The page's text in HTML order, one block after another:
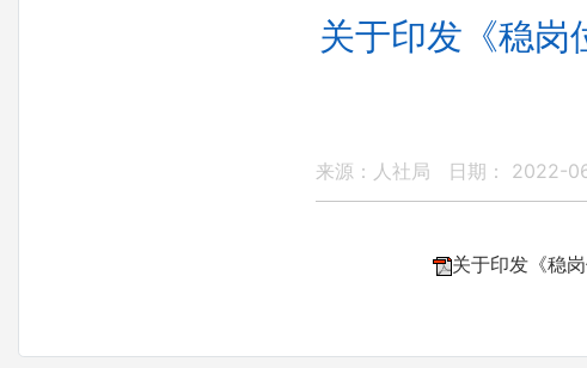
关于印发《稳岗
来源：人社局 日期： 2022-
关于印发《稳